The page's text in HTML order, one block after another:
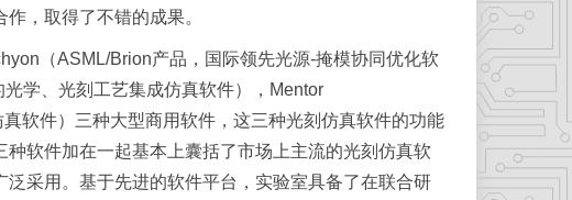
，取得了不错的成果。
（ASML/Brion产品，国际领先光源-掩模协同优化软
学、光刻工艺集成仿真软件），Mentor
软件）三种大型商用软件，这三种光刻仿真软件的功能
软件加在一起基本上囊括了市场上主流的光刻仿真软
采用。基于先进的软件平台，实验室具备了在联合研